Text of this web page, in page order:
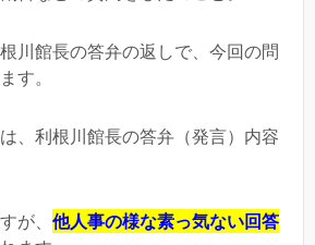
川館長の答弁の返しで、今回の問
す。
、利根川館長の答弁（発言）内容
が、 他人事の様な素っ気ない回答